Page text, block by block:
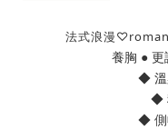
法式浪漫
養胸 ●
◆ 溫
◆
◆ 側